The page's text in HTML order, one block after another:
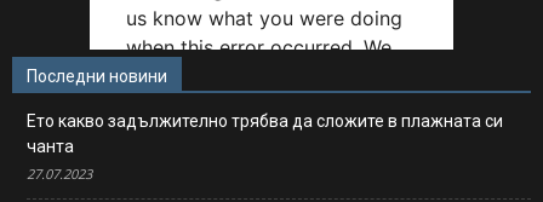
Последни новини
Ето какво задължително трябва да сложите в плажната си
чанта
27.07.2023